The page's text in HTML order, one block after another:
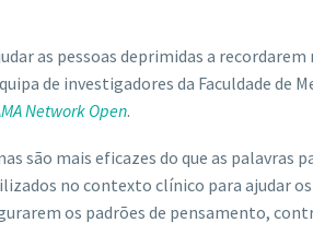
as pessoas deprimidas a
de investigadores da Faculdade de
Network Open.
são mais eficazes do que as palavras
no contexto clínico para ajudar
os padrões de pensamento,